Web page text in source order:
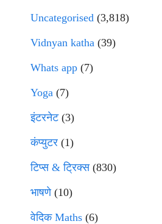
Uncategorised (3,818)
Vidnyan katha (39)
Whats app (7)
Yoga (7)
इंटरनेट(3)
कंप्युटर (1)
टिप्स & ट्रिक्स(830)
भाषणे(10)
वेदिक Maths (6)